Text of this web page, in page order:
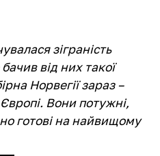
зіграність
від них такої
Норвегії зараз –
Вони потужні,
готові на найвищому